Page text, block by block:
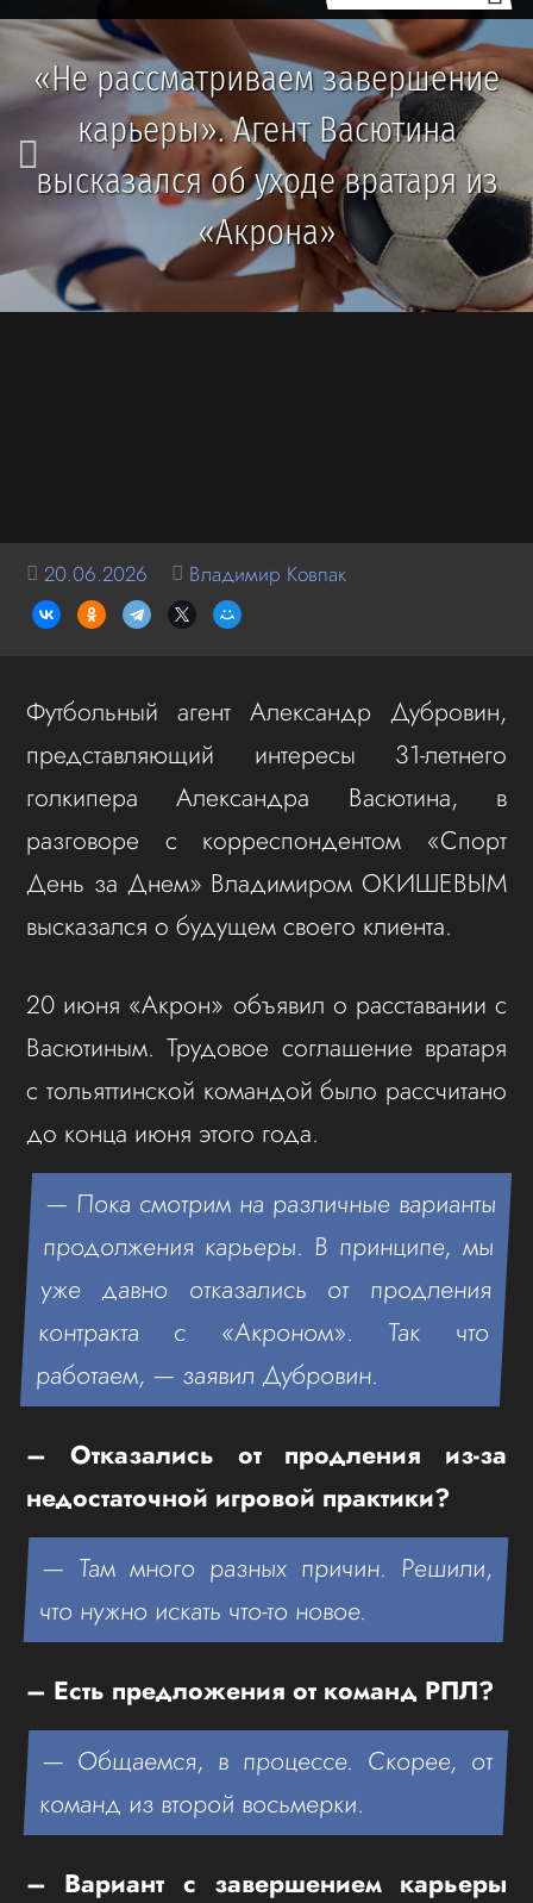
«Не рассматриваем завершение
карьеры». Агент Васютина
высказался об уходе вратаря из
«Акрона»
20.06.2026 Владимир Ковпак
Футбольный агент Александр Дубровин,
представляющий интересы 31-летнего
голкипера Александра Васютина, в
разговоре с корреспондентом «Спорт
День за Днем» Владимиром ОКИШЕВЫМ
высказался о будущем своего клиента.
20 июня «Акрон» объявил о расставании с
Васютиным. Трудовое соглашение вратаря
с тольяттинской командой было рассчитано
до конца июня этого года.
— Пока смотрим на различные варианты
продолжения карьеры. В принципе, мы
уже давно отказались от продления
контракта с «Акроном». Так что
работаем, — заявил Дубровин.
– Отказались от продления из-за
недостаточной игровой практики?
— Там много разных причин. Решили,
что нужно искать что-то новое.
– Есть предложения от команд РПЛ?
— Общаемся, в процессе. Скорее, от
команд из второй восьмерки.
– Вариант с завершением карьеры